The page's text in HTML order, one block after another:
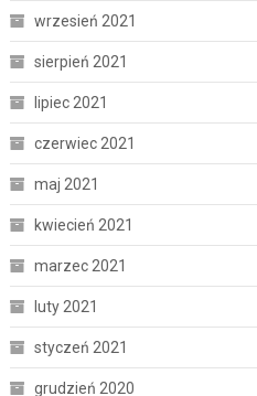
wrzesień 2021
sierpień 2021
lipiec 2021
czerwiec 2021
maj 2021
kwiecień 2021
marzec 2021
luty 2021
styczeń 2021
grudzień 2020